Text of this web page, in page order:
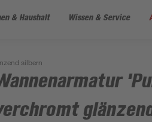
& Haushalt Wissen & Service
silbern